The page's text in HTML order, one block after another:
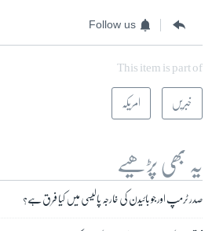
Follow us
This item is part of
خبریں امریکہ
یہ بھی پڑھیے
صدر ٹرمپ اور جو بائیدن کی خارجہ پالیسی میں کیا فرق ہے؟